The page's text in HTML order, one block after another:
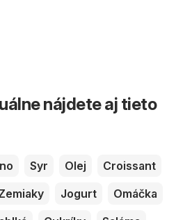
nájdete aj tieto
Syr Olej
Croissant
Jogurt
Omáčka